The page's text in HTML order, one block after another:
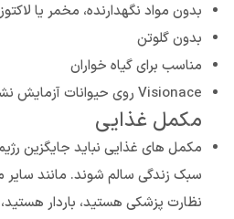
بدون مواد نگهدارنده، مخمر یا لاکتوز
بدون گلوتن
مناسب برای گیاه خواران
Visionace روی حیوانات آزمایش نشده است
مکمل غذایی
مکمل های غذایی نباید جایگزین
سبک زندگی سالم شوند. مانند
نظارت پزشکی هستید، باردار